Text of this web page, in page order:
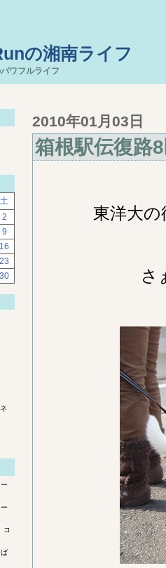
の湘南ライフ
ワフルライフ
土
2
9
16
23
30
コ
2010年01月03日
箱根駅伝復路
東洋大
さ